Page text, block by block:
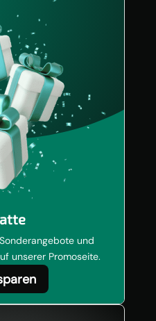
und
unserer Promoseite.